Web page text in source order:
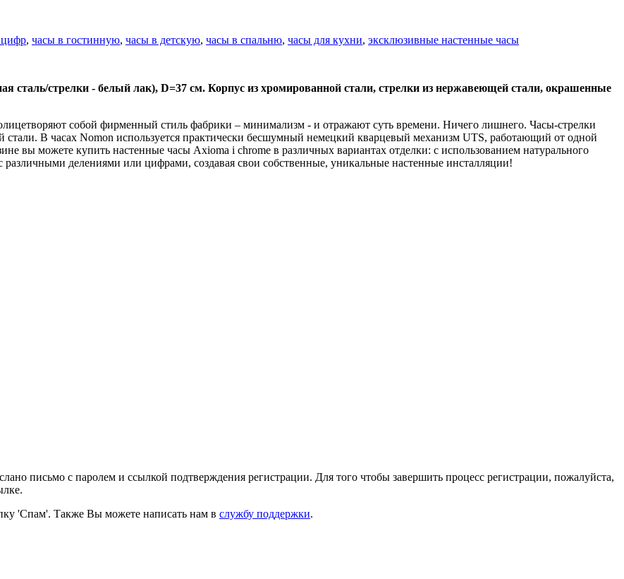
цифр, часы в гостинную, часы в детскую, часы в спальню, часы для кухни, эксклюзивные настенные часы
сталь/стрелки - белый лак), D=37 см. Корпус из хромированной стали, стрелки из нержавеющей стали, окрашенные
собой фирменный стиль фабрики – минимализм - и отражают суть времени. Ничего лишнего. Часы-стрелки
стали. В часах Nomon используется практически бесшумный немецкий кварцевый механизм UTS, работающий от одной
вы можете купить настенные часы Axioma i chrome в различных вариантах отделки: с использованием натурального
делениями или цифрами, создавая свои собственные, уникальные настенные инсталляции!
письмо с паролем и ссылкой подтверждения регистрации. Для того чтобы завершить процесс регистрации, пожалуйста,
'Спам'. Также Вы можете написать нам в службу поддержки.